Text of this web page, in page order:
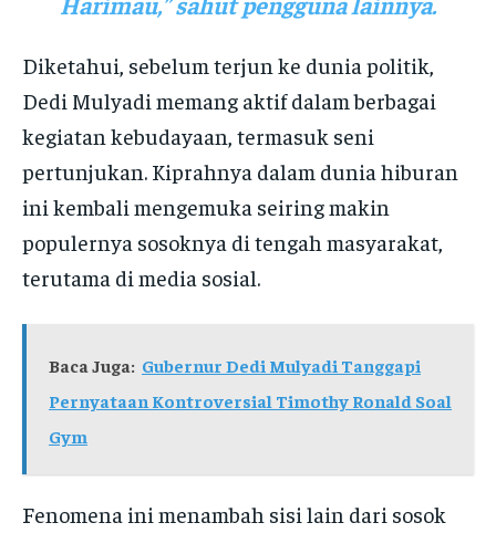
Diketahui, sebelum terjun ke dunia politik,
Dedi Mulyadi memang aktif dalam berbagai
kegiatan kebudayaan, termasuk seni
pertunjukan. Kiprahnya dalam dunia hiburan
ini kembali mengemuka seiring makin
populernya sosoknya di tengah masyarakat,
terutama di media sosial.
Baca Juga: Gubernur Dedi Mulyadi Tanggapi
Pernyataan Kontroversial Timothy Ronald Soal
Gym
Fenomena ini menambah sisi lain dari sosok